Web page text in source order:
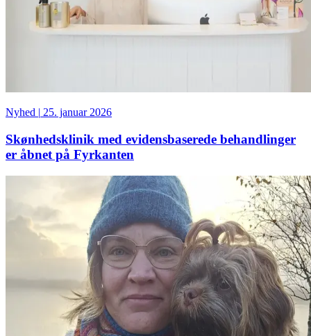
Nyhed | 25. januar 2026
Skønhedsklinik med evidensbaserede behandlinger
er åbnet på Fyrkanten